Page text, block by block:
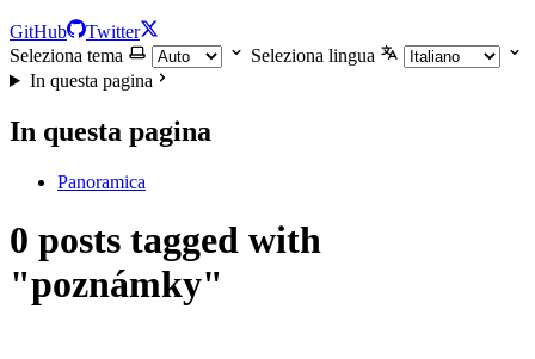
GitHub
Twitter
Seleziona tema
Seleziona lingua
In questa pagina
In questa pagina
Panoramica
0 posts tagged with
"poznámky"